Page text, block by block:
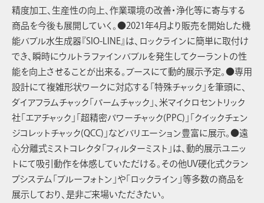
精度加工、生産性の向上、作業環境の改善・浄化等に寄与する
商品を今後も展開していく。●2021年4月より販売を開始した機
能バブル水生成器『SIO-LINE』は、ロックラインに簡単に取付け
でき、瞬時にウルトラファインバブルを発生してクーラントの性
能を向上させることが出来る。ブースにて動的展示予定。●専用
設計にて複雑形状ワークに対応する「特殊チャック」を筆頭に、
ダイアフラムチャック「パームチャック」、米マイクロセントリック
社「エアチャック」「超精密パワーチャック(PPC)」「クイックチェン
ジコレットチャック(QCC)」などバリエーション豊富に展示。●遠
心分離式ミストコレクタ「フィルターミスト」は、動的展示ユニッ
トにて吸引動作を体感していただける。その他UV硬化式クラン
プシステム「ブルーフォトン」や「ロックライン」等多数の商品を
展示しており、是非ご来場いただきたい。